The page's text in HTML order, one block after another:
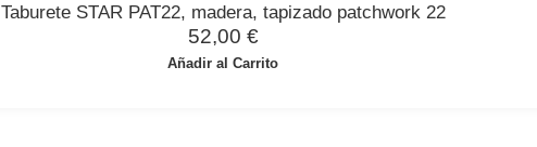
Taburete STAR PAT22, madera, tapizado patchwork 22
52,00 €
Añadir al Carrito